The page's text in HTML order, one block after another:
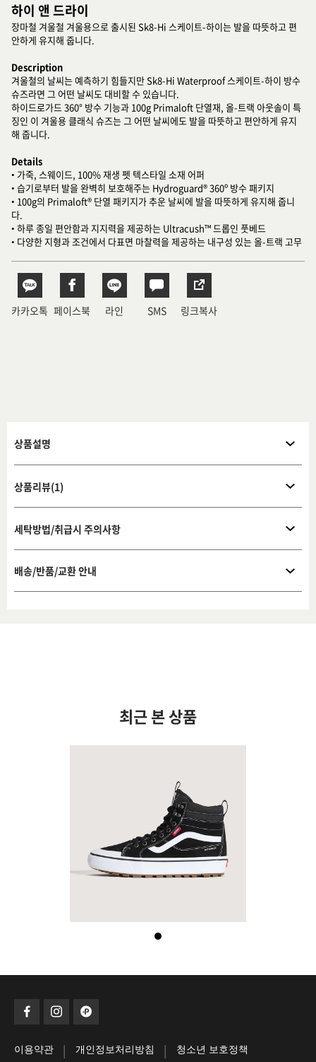
하이 앤 드라이
장마철 겨울철 겨울용으로 출시된 Sk8-Hi 스케이트-하이는 발을 따뜻하고 편
안하게 유지해 줍니다.
Description
겨울철의 날씨는 예측하기 힘들지만 Sk8-Hi Waterproof 스케이트-하이 방수
슈즈라면 그 어떤 날씨도 대비할 수 있습니다.
하이드로가드 360° 방수 기능과 100g Primaloft 단열재, 올-트랙 아웃솔이 특
징인 이 겨울용 클래식 슈즈는 그 어떤 날씨에도 발을 따뜻하고 편안하게 유지
해 줍니다.
Details
• 가죽, 스웨이드, 100% 재생 펫 텍스타일 소재 어퍼
• 습기로부터 발을 완벽히 보호해주는 Hydroguard® 360º 방수 패키지
• 100g의 Primaloft® 단열 패키지가 추운 날씨에 발을 따뜻하게 유지해 줍니
다.
• 하루 종일 편안함과 지지력을 제공하는 Ultracush™ 드롭인 풋베드
• 다양한 지형과 조건에서 다표면 마찰력을 제공하는 내구성 있는 올-트랙 고무
카카오톡 페이스북 라인 SMS 링크복사
상품설명
상품리뷰(1)
세탁방법/취급시 주의사항
배송/반품/교환 안내
최근 본 상품
이용약관 | 개인정보처리방침 | 청소년 보호정책